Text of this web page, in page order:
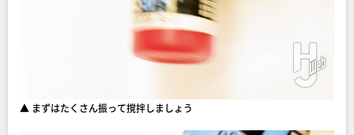
▲ まずはたくさん振って撹拌しましょう